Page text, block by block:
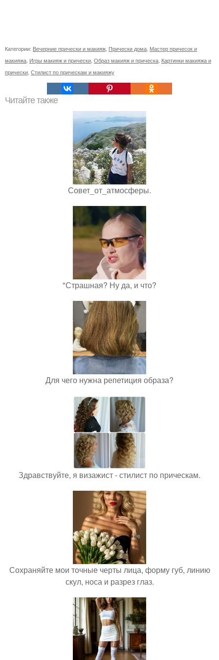
Категории: Вечерние прически и макияж, Прически дома, Мастер причесок и
макияжа, Игры макияж и прически, Образ макияж и прическа, Картинки макияжа и
прически, Стилист по прическам и макияжу
Читайте также
Совет_от_атмосферы.
"Страшная? Ну да, и что?
Для чего нужна репетиция образа?
Здравствуйте, я визажист - стилист по прическам.
Сохраняйте мои точные черты лица, форму губ, линию
скул, носа и разрез глаз.